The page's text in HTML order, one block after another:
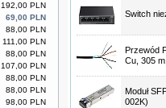
192,00 PLN
69,00 PLN
88,00 PLN
111,00 PLN
88,00 PLN
107,00 PLN
88,00 PLN
88,00 PLN
98,00 PLN
Switch
Przewód
Cu, 305
Moduł
002K)